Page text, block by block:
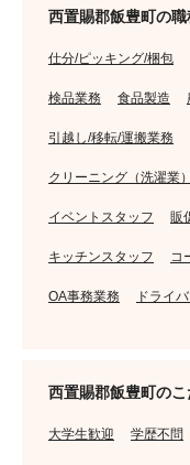
西置賜郡飯豊町の
仕分/ピッキング/梱包
検品業務 食品製造
引越し/移転/運搬業務
クリーニング（洗濯業）
イベントスタッフ 販
キッチンスタッフ コ
OA事務業務 ドライ
西置賜郡飯豊町の
大学生歓迎 学歴不問